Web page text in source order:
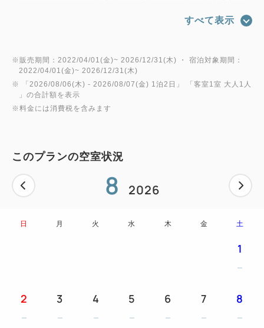
☆全室禁煙、加湿機付空気清浄機を完備
☆カードキーによる安心のセキュリティシステム
☆シモンズ社製のベッドと低反発枕でごゆっくりとお
やすみください
スタイリッシュな「新しい秋田」を体感していただけ
る特別な空間となっております。
秋田駅（西口）に併設している「ホテルメトロポリタ
すべて表示
※販売期間：2022/04/01(金)~ 2026/12/31(木) ・ 宿泊対象期間：
2022/04/01(金)~ 2026/12/31(木)
※ 「 2026/08/06(木) - 2026/08/07(金) 1泊2日 」 「客室1室 大人1人
」の合計額を表示
※料金には消費税を含みます
このプランの空室状況
8 2026
日 月 火 水 木 金 土
1
2 3 4 5 6 7 8